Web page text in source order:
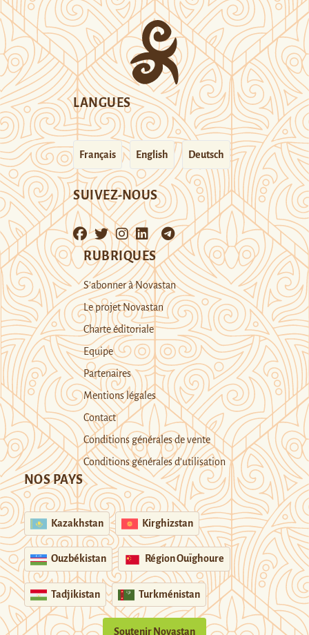
LANGUES
Français English Deutsch
SUIVEZ-NOUS
RUBRIQUES
S’abonner à Novastan
Le projet Novastan
Charte éditoriale
Equipe
Partenaires
Mentions légales
Contact
Conditions générales de vente
Conditions générales d’utilisation
NOS PAYS
Kazakhstan Kirghizstan
Ouzbékistan Région Ouïghoure
Tadjikistan Turkménistan
Soutenir Novastan